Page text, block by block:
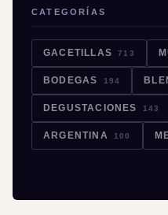
CATEGORÍAS
GACETILLAS 713
BODEGAS 194
DEGUSTACIONES 143
ARGENTINA 100